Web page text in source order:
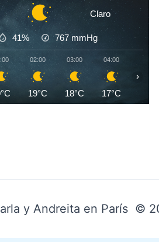
Claro
41% 767 mmHg
02:00
19°C
03:00
18°C
04:00
17°C
›
y Andreita en París ©